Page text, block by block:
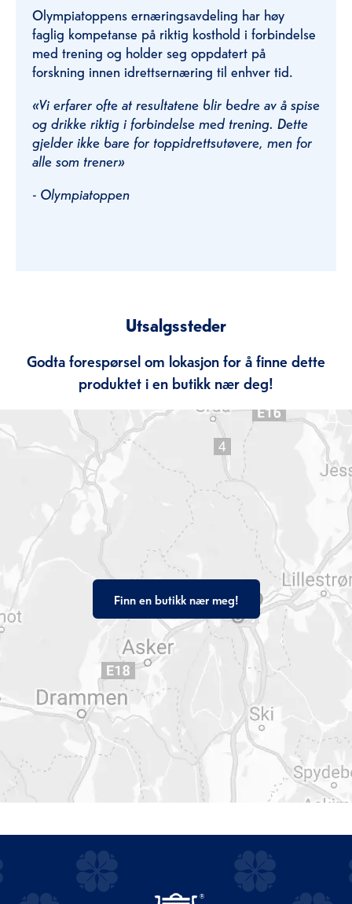
Olympiatoppens ernæringsavdeling har høy
faglig kompetanse på riktig kosthold i forbindelse
med trening og holder seg oppdatert på
forskning innen idrettsernæring til enhver tid.
«Vi erfarer ofte at resultatene blir bedre av å spise
og drikke riktig i forbindelse med trening. Dette
gjelder ikke bare for toppidrettsutøvere, men for
alle som trener»
- Olympiatoppen
Utsalgssteder
Godta forespørsel om lokasjon for å finne dette
produktet i en butikk nær deg!
Finn en butikk nær meg!